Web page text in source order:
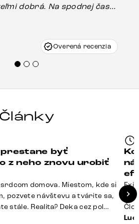
dobrá. Na spodnej časti
pravdepodobne
mojej záležitosti pristúpili
Odporúčam produkty Delife
Overená recenzia
Články
byť
z neho znovu urobiť
domova. Miestom, kde si
pozvete návštevu a tvárite sa,
stále. Realita? Deka cez pol
zmizol, konferenčný stolík